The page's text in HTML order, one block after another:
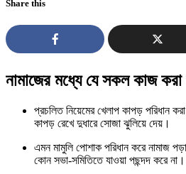
Share this
নামাজের মধ্যে যে সকল কাজ
প্রচলিত নিয়েমের খেলাপ কাপড় পরিধান
কাপড় রেখে দুধারে সোজা ঝুলিয়ে দেয়।
এমন মামুলি পোশাক পরিধান করে নামাজ
কোন সভা-সমিতিতে যাওয়া পছন্দদ করে না।